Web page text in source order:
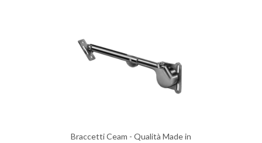
Braccetti Ceam - Qualità Made in